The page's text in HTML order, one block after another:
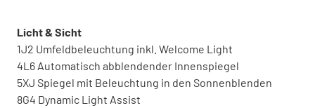
Licht & Sicht
1J2 Umfeldbeleuchtung inkl. Welcome Light
4L6 Automatisch abblendender Innenspiegel
5XJ Spiegel mit Beleuchtung in den Sonnenblenden
8G4 Dynamic Light Assist